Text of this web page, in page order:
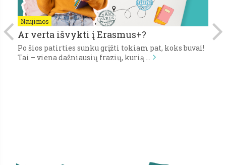
Naujienos
Ar verta išvykti į Erasmus+?
Po šios patirties sunku grįžti tokiam pat, koks buvai!
Tai – viena dažniausių frazių, kurią …